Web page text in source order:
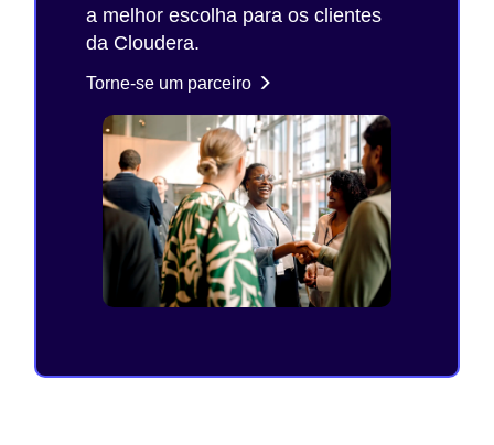
a melhor escolha para os clientes
da Cloudera.
Torne-se um parceiro